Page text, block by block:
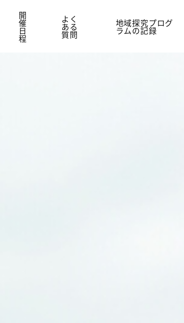
開
催
日
程
よく
ある
質問
地域探究プログ
ラムの記録